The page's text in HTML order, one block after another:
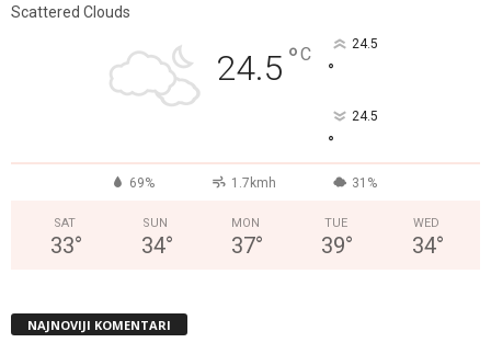
Scattered Clouds
24.5 °C 24.5
°
24.5
°
69% 1.7kmh 31%
SAT
33°
SUN
34°
MON
37°
TUE
39°
WED
34°
NAJNOVIJI KOMENTARI